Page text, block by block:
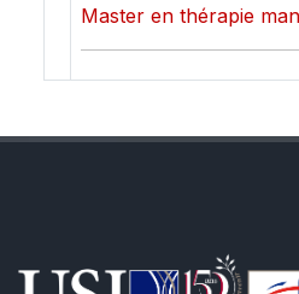
Master en thérapie